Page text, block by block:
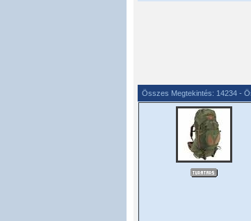
Összes Megtekintés: 14234 -